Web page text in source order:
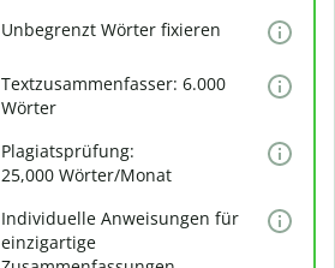
Unbegrenzt Wörter fixieren
Textzusammenfasser: 6.000
Wörter
Plagiatsprüfung:
25,000 Wörter/Monat
Individuelle Anweisungen für
einzigartige